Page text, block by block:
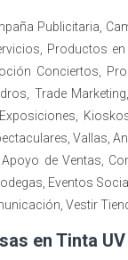
Publicitaria,
Productos
Conciertos,
Trade
Vallas,
de Ventas,
Eventos
Vestir
en Tinta